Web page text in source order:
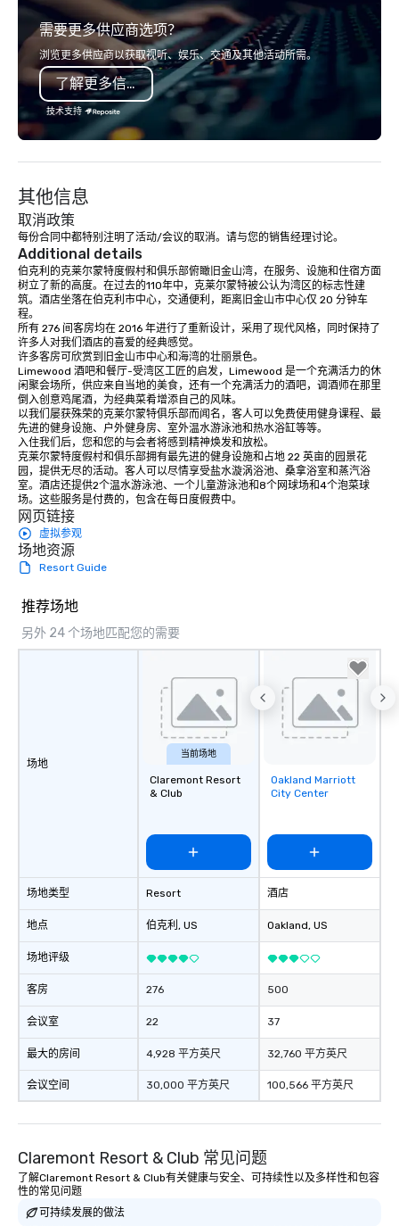
sessions using high-quality
ingredients and time-tested
techniques. Whether you're planning a
corporate team-building retreat,
milestone celebration, or virtual
cooking experience, we create
memorable events that encourage
connection, boost engagement, and
leave participants with new skills
building, corporate wellness
programs, birthday parties,
anniversary celebrations, rehearsal
dinners, holiday events, client
entertainment, and virtual team
connections. We handle everything
instruction, making your event
planning seamless.
explore the mindsets
world's fastest-
or walk away with a
innovation playbook,
Fully customizable by
seniority, and
需要更多供应商选项？
浏览更多供应商以获取视听、娱乐、交通及其他活动所需。
了解更多信息
技术支持
其他信息
取消政策
每份合同中都特别注明了活动/会议的取消。请与您的销售经理讨论。
Additional details
伯克利的克莱尔蒙特度假村和俱乐部俯瞰旧金山湾，在服务、设施和住宿方面
树立了新的高度。在过去的110年中，克莱尔蒙特被公认为湾区的标志性建
筑。酒店坐落在伯克利市中心，交通便利，距离旧金山市中心仅 20 分钟车
程。
所有 276 间客房均在 2016 年进行了重新设计，采用了现代风格，同时保持了
许多人对我们酒店的喜爱的经典感觉。
许多客房可欣赏到旧金山市中心和海湾的壮丽景色。
Limewood 酒吧和餐厅-受湾区工匠的启发，Limewood 是一个充满活力的休
闲聚会场所，供应来自当地的美食，还有一个充满活力的酒吧，调酒师在那里
倒入创意鸡尾酒，为经典菜肴增添自己的风味。
以我们屡获殊荣的克莱尔蒙特俱乐部而闻名，客人可以免费使用健身课程、最
先进的健身设施、户外健身房、室外温水游泳池和热水浴缸等等。
入住我们后，您和您的与会者将感到精神焕发和放松。
克莱尔蒙特度假村和俱乐部拥有最先进的健身设施和占地 22 英亩的园景花
园，提供无尽的活动。客人可以尽情享受盐水漩涡浴池、桑拿浴室和蒸汽浴
室。酒店还提供2个温水游泳池、一个儿童游泳池和8个网球场和4个泡菜球
场。这些服务是付费的，包含在每日度假费中。
网页链接
虚拟参观
场地资源
Resort Guide
推荐场地
另外 24 个场地匹配您的需要
场地
场地类型
地点
场地评级
客房
会议室
最大的房间
会议空间
当前场地
Claremont Resort
& Club
Resort
伯克利 , US
276
22
4,928 平方英尺
30,000 平方英尺
Removed from
favorites
Oakland Marriott
City Center
酒店
Oakland, US
500
37
32,760 平方英尺
100,566 平方英尺
Claremont Resort & Club 常见问题
了解Claremont Resort & Club有关健康与安全、可持续性以及多样性和包容
性的常见问题
可持续发展的做法